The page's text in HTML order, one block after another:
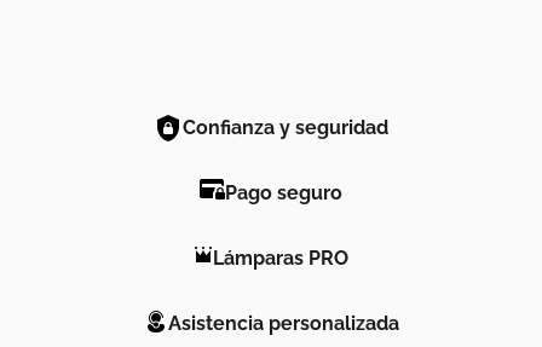
Confianza y seguridad
Pago seguro
Lámparas PRO
Asistencia personalizada